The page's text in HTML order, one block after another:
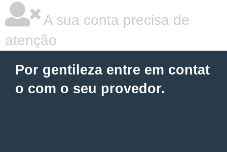
A sua conta precisa de
atenção
Por gentileza entre em contat
o com o seu provedor.